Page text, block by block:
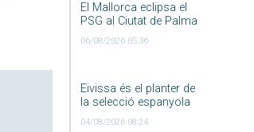
El Mallorca eclipsa el
PSG al Ciutat de Palma
06/08/2026 05:36
Eivissa és el planter de
la selecció espanyola
04/08/2026 08:24